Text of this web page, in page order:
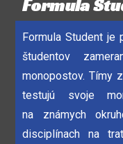
Formula
Formula Student je
študentov
monopostov. Tímy
testujú svoje
na známych
disciplínach na